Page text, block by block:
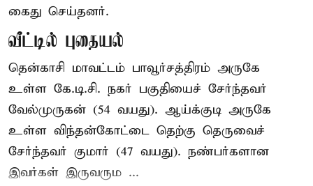
கைது செய்தனர்.
வீட்டில் புதையல்
தென்காசி மாவட்டம் பாவூர்சத்திரம் அருகே
உள்ள கே.டி.சி. நகர் பகுதியைச் சேர்ந்தவர்
வேல்முருகன் (54 வயது). ஆய்க்குடி அருகே
உள்ள விந்தன்கோட்டை தெற்கு தெருவைச்
சேர்ந்தவர் குமார் (47 வயது). நண்பர்களான
இவர்கள் இருவரும ...